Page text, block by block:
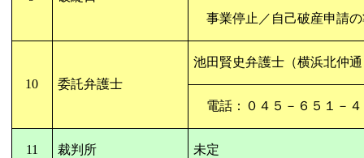
事業停止／自己破産申請
10 委託弁護士
池田賢史弁護士（横浜北仲
電話：０４５－６５１－
11 裁判所 未定